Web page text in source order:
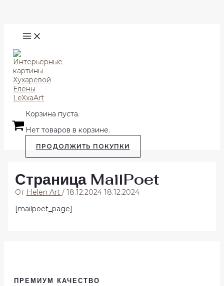
MAIN
MENU
Корзина пуста.
Нет товаров в корзине.
ПРОДОЛЖИТЬ ПОКУПКИ
Страница MailPoet
От Helen Art / 18.12.202418.12.2024
[mailpoet_page]
ПРЕМИУМ КАЧЕСТВО